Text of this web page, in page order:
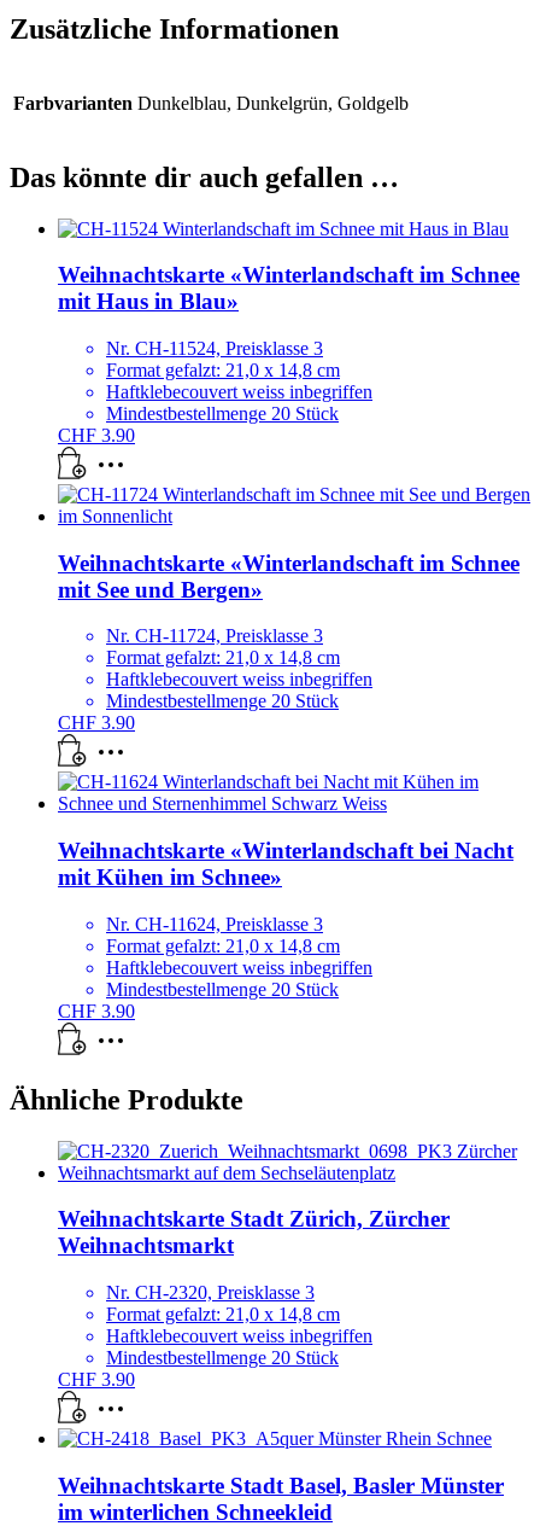
Zusätzliche Informationen
Farbvarianten Dunkelblau, Dunkelgrün, Goldgelb
Das könnte dir auch gefallen …
Weihnachtskarte «Winterlandschaft im Schnee
mit Haus in Blau»
Nr. CH-11524, Preisklasse 3
Format gefalzt: 21,0 x 14,8 cm
Haftklebecouvert weiss inbegriffen
Mindestbestellmenge 20 Stück
CHF 3.90
Weihnachtskarte «Winterlandschaft im Schnee
mit See und Bergen»
Nr. CH-11724, Preisklasse 3
Format gefalzt: 21,0 x 14,8 cm
Haftklebecouvert weiss inbegriffen
Mindestbestellmenge 20 Stück
CHF 3.90
Weihnachtskarte «Winterlandschaft bei Nacht
mit Kühen im Schnee»
Nr. CH-11624, Preisklasse 3
Format gefalzt: 21,0 x 14,8 cm
Haftklebecouvert weiss inbegriffen
Mindestbestellmenge 20 Stück
CHF 3.90
Ähnliche Produkte
Weihnachtskarte Stadt Zürich, Zürcher
Weihnachtsmarkt
Nr. CH-2320, Preisklasse 3
Format gefalzt: 21,0 x 14,8 cm
Haftklebecouvert weiss inbegriffen
Mindestbestellmenge 20 Stück
CHF 3.90
Weihnachtskarte Stadt Basel, Basler Münster
im winterlichen Schneekleid